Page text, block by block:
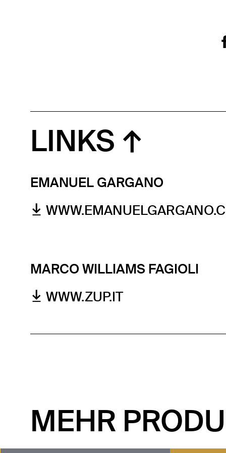
LINKS
EMANUEL GARGANO
MARCO WILLIAMS FAGIOLI
WWW.ZUP.IT
MEHR